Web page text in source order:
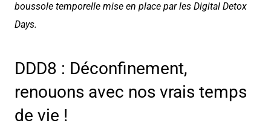
boussole temporelle mise en place par les Digital Detox
Days.
DDD8 : Déconfinement,
renouons avec nos vrais temps
de vie !